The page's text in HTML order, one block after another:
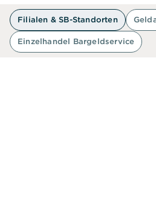
Filialen & SB-Standorten
Einzelhandel Bargeldservice